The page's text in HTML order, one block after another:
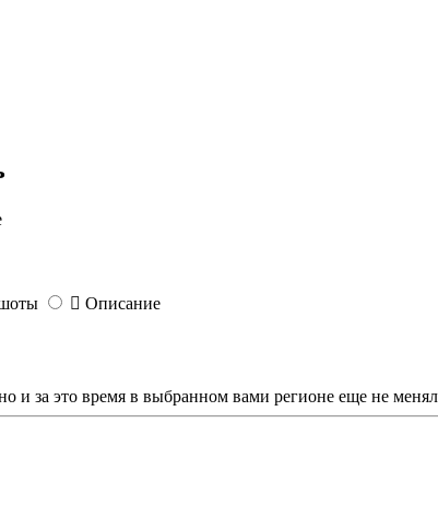
Описание
и за это время в выбранном вами регионе еще не